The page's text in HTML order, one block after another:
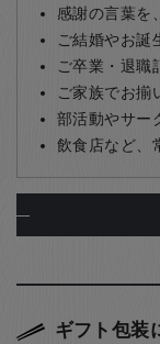
感謝の言葉を
ご結婚やお誕
ご卒業・退職
ご家族でお揃
部活動やサー
飲食店など、
ギフト包装